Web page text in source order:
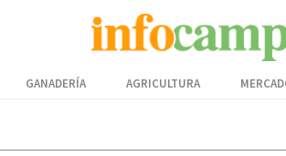
GANADERÍA AGRICULTURA